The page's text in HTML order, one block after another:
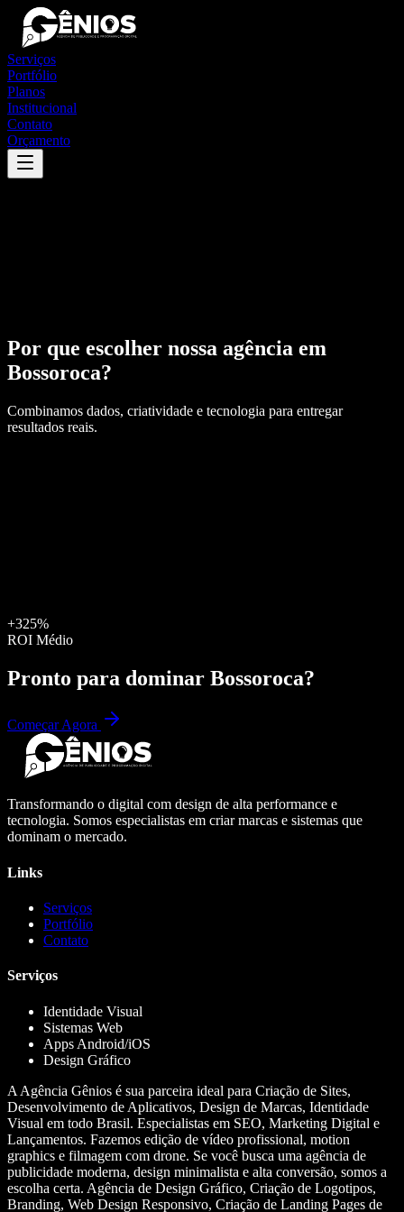
Serviços
Portfólio
Planos
Institucional
Contato
Orçamento
Por que escolher nossa agência em
Bossoroca?
Combinamos dados, criatividade e tecnologia para entregar
resultados reais.
+325%
ROI Médio
Pronto para dominar Bossoroca?
Começar Agora
Transformando o digital com design de alta performance e
tecnologia. Somos especialistas em criar marcas e sistemas que
dominam o mercado.
Links
Serviços
Portfólio
Contato
Serviços
Identidade Visual
Sistemas Web
Apps Android/iOS
Design Gráfico
A Agência Gênios é sua parceira ideal para Criação de Sites,
Desenvolvimento de Aplicativos, Design de Marcas, Identidade
Visual em todo Brasil. Especialistas em SEO, Marketing Digital e
Lançamentos. Fazemos edição de vídeo profissional, motion
graphics e filmagem com drone. Se você busca uma agência de
publicidade moderna, design minimalista e alta conversão, somos a
escolha certa. Agência de Design Gráfico, Criação de Logotipos,
Branding, Web Design Responsivo, Criação de Landing Pages de